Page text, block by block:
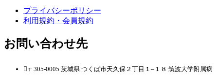
プライバシーポリシー
利用規約・会員規約
お問い合わせ先
〒305-0005 茨城県 つくば市天久保２丁目１–１８ 筑波大学附属病